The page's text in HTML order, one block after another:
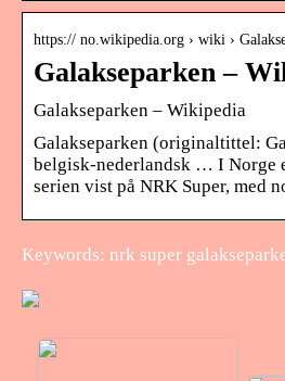
https:// no.wikipedia.org › wiki ›
Galakseparken –
Galakseparken – Wikipedia
Galakseparken (originaltittel:
belgisk-nederlandsk … I Norge
serien vist på NRK Super, med
Keywords: nrk super